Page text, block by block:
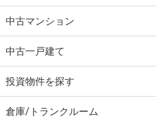
中古マンション
中古一戸建て
投資物件を探す
倉庫/トランクルーム